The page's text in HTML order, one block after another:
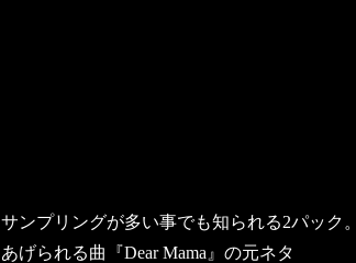
サンプリングが多い事でも知られる2パック
あげられる曲『Dear Mama』の元ネタ